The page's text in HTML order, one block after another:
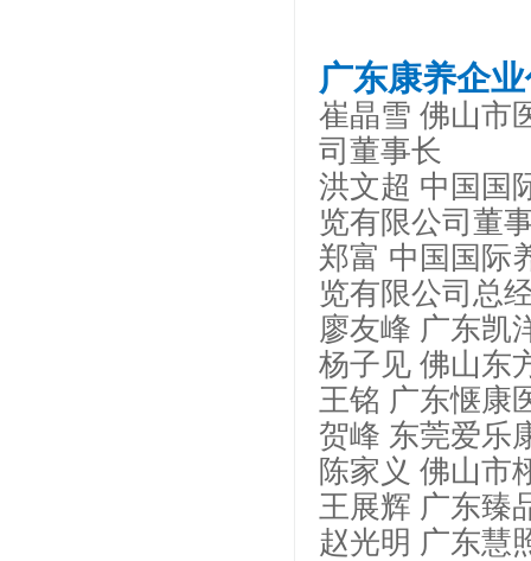
广东康养企
崔晶雪 佛山市
司董事长
洪文超 中国国
览有限公司董
郑富 中国国际
览有限公司总
廖友峰 广东凯
杨子见 佛山东
王铭 广东惬康
贺峰 东莞爱乐
陈家义 佛山市
王展辉 广东臻
赵光明 广东慧